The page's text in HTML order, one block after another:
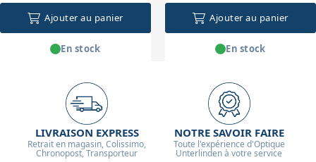
Ajouter au panier
En stock
Ajouter au panier
En stock
LIVRAISON EXPRESS
Retrait en magasin, Colissimo,
Chronopost, Transporteur
NOTRE SAVOIR FAIRE
Toute l'expérience d'Optique
Unterlinden à votre service